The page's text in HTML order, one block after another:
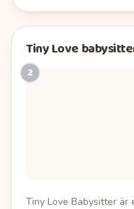
Tiny Love
2
Tiny Love Babysitter är